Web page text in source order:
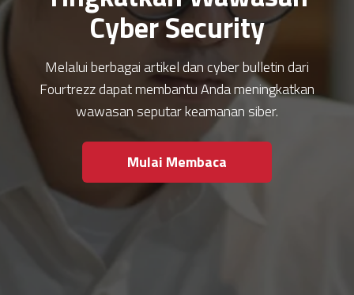
Cyber Security
Melalui berbagai artikel dan cyber bulletin dari
Fourtrezz dapat membantu Anda meningkatkan
wawasan seputar keamanan siber.
Mulai Membaca